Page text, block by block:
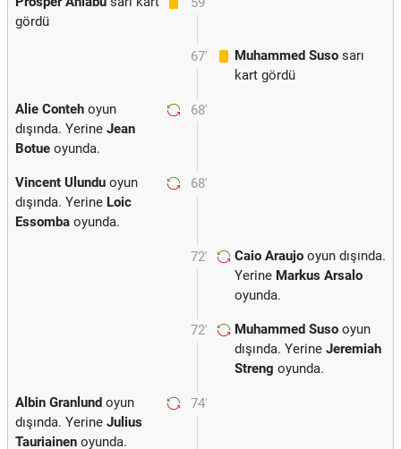
gördü
67' Muhammed Suso sarı
kart gördü
68'
Alie Conteh oyun
dışında. Yerine Jean
Botue oyunda.
68'
Vincent Ulundu oyun
dışında. Yerine Loic
Essomba oyunda.
72' Caio Araujo oyun dışında.
Yerine Markus Arsalo
oyunda.
72' Muhammed Suso oyun
dışında. Yerine Jeremiah
Streng oyunda.
74'
Albin Granlund oyun
dışında. Yerine Julius
Tauriainen oyunda.